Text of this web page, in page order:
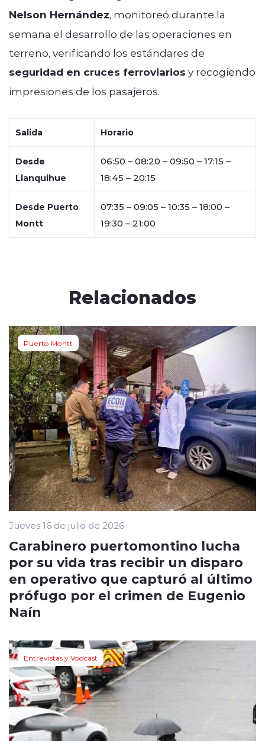
Nelson Hernández, monitoreó durante la
semana el desarrollo de las operaciones en
terreno, verificando los estándares de
seguridad en cruces ferroviarios y recogiendo
impresiones de los pasajeros.
Salida Horario
Desde
Llanquihue
06:50 – 08:20 – 09:50 – 17:15 –
18:45 – 20:15
Desde Puerto
Montt
07:35 – 09:05 – 10:35 – 18:00 –
19:30 – 21:00
Relacionados
Puerto Montt
Jueves 16 de julio de 2026
Carabinero puertomontino lucha
por su vida tras recibir un disparo
en operativo que capturó al último
prófugo por el crimen de Eugenio
Naín
Entrevistas y Vodcast